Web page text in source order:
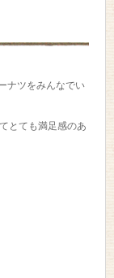
ツをみんなでい
とても満足感のあ